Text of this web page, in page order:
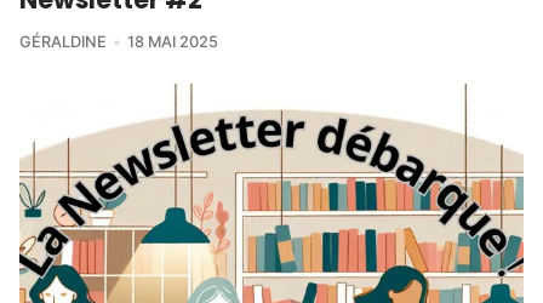
GÉRALDINE 18 MAI 2025